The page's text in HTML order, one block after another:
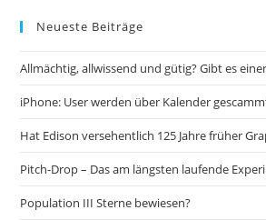
Neueste Beiträge
Allmächtig, allwissend und gütig? Gibt es
iPhone: User werden über Kalender
Hat Edison versehentlich 125 Jahre früher
Pitch-Drop – Das am längsten laufende
Population III Sterne bewiesen?